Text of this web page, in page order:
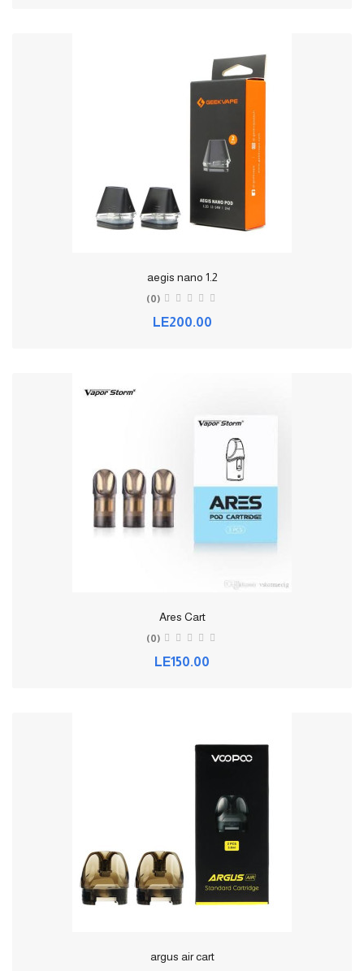
aegis nano 1.2
(0)
LE200.00
Ares Cart
(0)
LE150.00
argus air cart